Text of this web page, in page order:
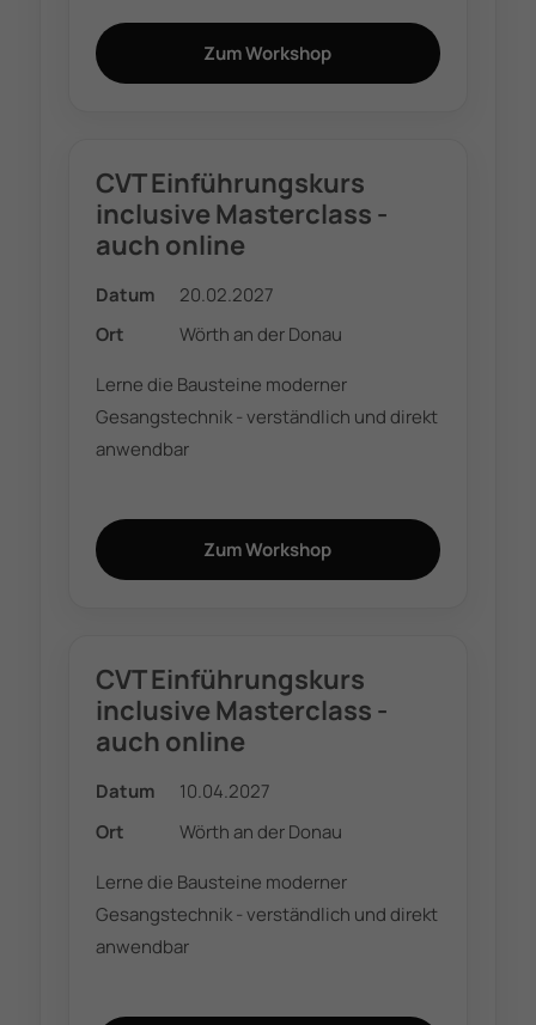
Zum Workshop
CVT Einführungskurs
inclusive Masterclass -
auch online
Datum
20.02.2027
Ort
Wörth an der Donau
Lerne die Bausteine moderner
Gesangstechnik - verständlich und direkt
anwendbar
Zum Workshop
CVT Einführungskurs
inclusive Masterclass -
auch online
Datum
10.04.2027
Ort
Wörth an der Donau
Lerne die Bausteine moderner
Gesangstechnik - verständlich und direkt
anwendbar